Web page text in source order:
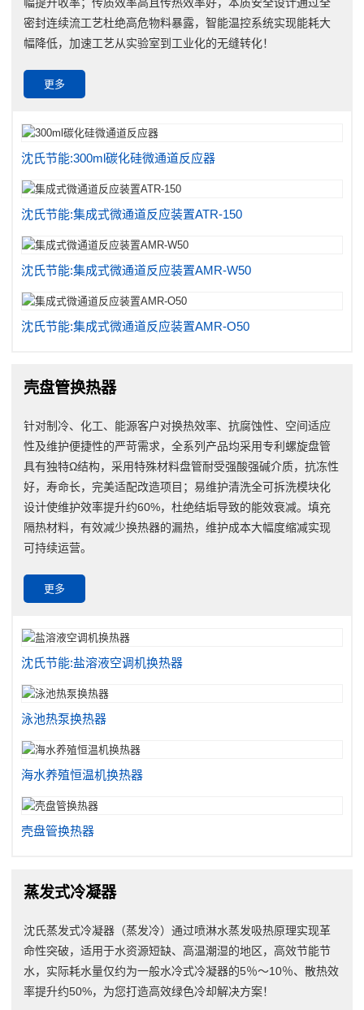
密封连续流工艺杜绝高危物料暴露，智能温控系统实现能耗大
幅降低，加速工艺从实验室到工业化的无缝转化！
更多
沈氏节能:300ml碳化硅微通道反应器
沈氏节能:集成式微通道反应装置ATR-150
沈氏节能:集成式微通道反应装置AMR-W50
沈氏节能:集成式微通道反应装置AMR-O50
壳盘管换热器
针对制冷、化工、能源客户对换热效率、抗腐蚀性、空间适应
性及维护便捷性的严苛需求，全系列产品均采用专利螺旋盘管
具有独特Ω结构，采用特殊材料盘管耐受强酸强碱介质，抗冻性
好，寿命长，完美适配改造项目；易维护清洗全可拆洗模块化
设计使维护效率提升约60%，杜绝结垢导致的能效衰减。填充
隔热材料，有效减少换热器的漏热，维护成本大幅度缩减实现
可持续运营。
更多
沈氏节能:盐溶液空调机换热器
泳池热泵换热器
海水养殖恒温机换热器
壳盘管换热器
蒸发式冷凝器
沈氏蒸发式冷凝器（蒸发冷）通过喷淋水蒸发吸热原理实现革
命性突破，适用于水资源短缺、高温潮湿的地区，高效节能节
水，实际耗水量仅约为一般水冷式冷凝器的5％～10％、散热效
率提升约50%，为您打造高效绿色冷却解决方案！